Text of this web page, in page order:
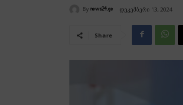
By news24.ge დეკემბერი 13, 2024
Share